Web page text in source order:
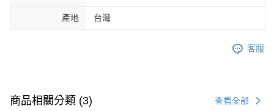
產地 台灣
客服
商品相關分類 (3) 查看全部